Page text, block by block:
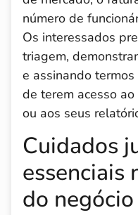
número de
Os interessados
triagem,
e assinando
de terem acesso
ou aos seus
Cuidados
essenciais
do negócio